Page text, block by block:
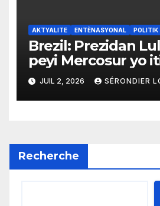
AKTYALITE ENTÈNASYONAL POLITIK
Brezil: Prezidan
peyi Mercosur yo
kòm yon sistèm
efikas pou fè
gratis
JUIL 2, 2026 SÉRONDIER
Recherche